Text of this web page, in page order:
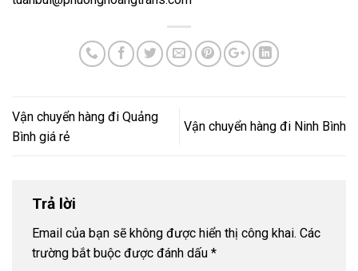
Vận chuyển hàng đi Quảng
Bình giá rẻ
Vận chuyển hàng đi Ninh Bình
Trả lời
Email của bạn sẽ không được hiển thị công khai. Các
trường bắt buộc được đánh dấu *